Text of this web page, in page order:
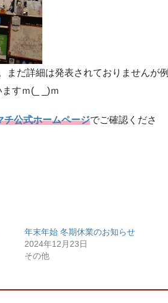
まだ詳細は発表されておりませんが例
すｍ(_ _)ｍ
チ公式ホームページでご確認くださ
年末年始 冬期休業のお知らせ
2024年12月23日
その他